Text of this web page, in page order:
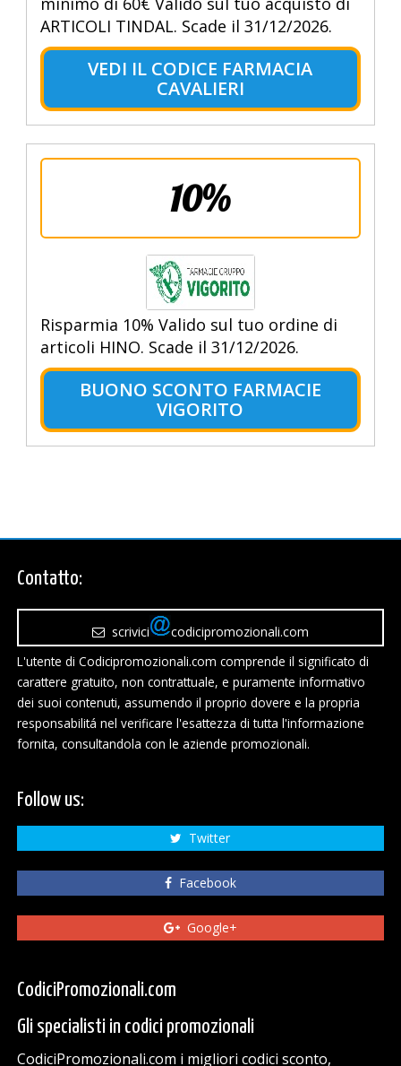
ARTICOLI TINDAL. Scade il 31/12/2026.
VEDI IL CODICE FARMACIA
CAVALIERI
10%
Risparmia 10% Valido sul tuo ordine di
articoli HINO. Scade il 31/12/2026.
BUONO SCONTO FARMACIE
VIGORITO
Contatto:
scrivici
codicipromozionali.com
L'utente di Codicipromozionali.com comprende il significato di
carattere gratuito, non contrattuale, e puramente informativo
dei suoi contenuti, assumendo il proprio dovere e la propria
responsabilitá nel verificare l'esattezza di tutta l'informazione
fornita, consultandola con le aziende promozionali.
Follow us:
Twitter
Facebook
Google+
CodiciPromozionali.com
Gli specialisti in codici promozionali
CodiciPromozionali.com i migliori codici sconto,